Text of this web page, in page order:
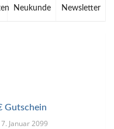
Neukunde Newsletter
Gutschein
Januar 2099